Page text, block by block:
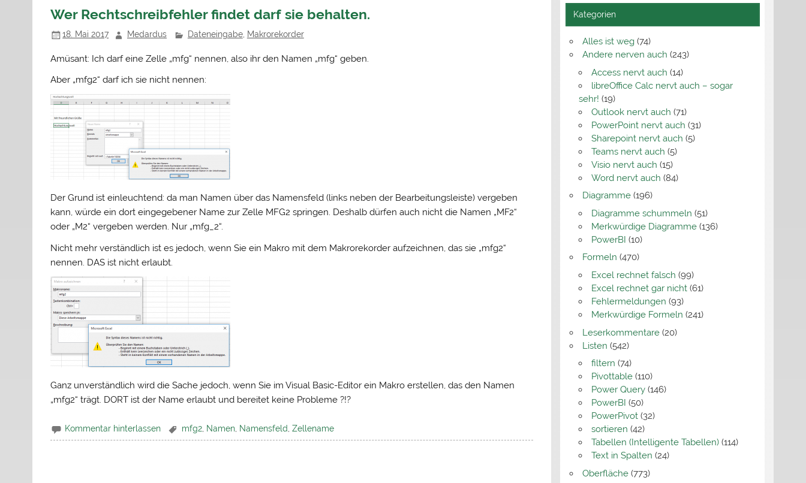
Wer Rechtschreibfehler findet darf sie behalten.
18. Mai 2017 Medardus Dateneingabe, Makrorekorder
Amüsant: Ich darf eine Zelle „mfg“ nennen, also ihr den Namen „mfg“ geben.
Aber „mfg2“ darf ich sie nicht nennen:
Der Grund ist einleuchtend: da man Namen über das Namensfeld (links neben der Bearbeitungsleiste) vergeben
kann, würde ein dort eingegebener Name zur Zelle MFG2 springen. Deshalb dürfen auch nicht die Namen „MF2“
oder „M2“ vergeben werden. Nur „mfg_2“.
Nicht mehr verständlich ist es jedoch, wenn Sie ein Makro mit dem Makrorekorder aufzeichnen, das sie „mfg2“
nennen. DAS ist nicht erlaubt.
Ganz unverständlich wird die Sache jedoch, wenn Sie im Visual Basic-Editor ein Makro erstellen, das den Namen
„mfg2“ trägt. DORT ist der Name erlaubt und bereitet keine Probleme ?!?
Kommentar hinterlassen mfg2, Namen, Namensfeld Zellename
Kategorien
Alles ist weg(74)
Andere nerven auch (243)
Access nervt auch (14)
libreOffice Calc nervt auch – sogar
sehr! (19)
Outlook nervt auch (71)
PowerPoint nervt auch (31)
Sharepoint nervt auch (5)
Teams nervt auch (5)
Visio nervt auch (15)
Word nervt auch (84)
Diagramme(196)
Diagramme schummeln (51)
Merkwürdige Diagramme (136)
PowerBI (10)
Formeln (470)
Excel rechnet falsch (99)
Excel rechnet gar nicht (61)
Fehlermeldungen (93)
Merkwürdige Formeln (241)
Leserkommentare(20)
Listen (542)
filtern (74)
Pivottable (110)
Power Query (146)
PowerBI (50)
PowerPivot (32)
sortieren (42)
Tabellen (Intelligente Tabellen) (114)
Text in Spalten (24)
Oberfläche(773)